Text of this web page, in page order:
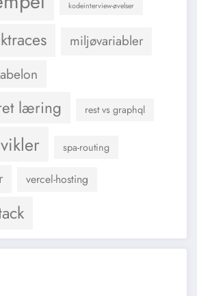
kodeinterview-øvelser
miljøvariabler
læring rest vs graphql
spa-routing
vercel-hosting